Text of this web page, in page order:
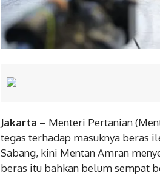
Jakarta – Menteri Pertanian
tegas terhadap masuknya beras
Sabang, kini Mentan Amran
beras itu bahkan belum sempat